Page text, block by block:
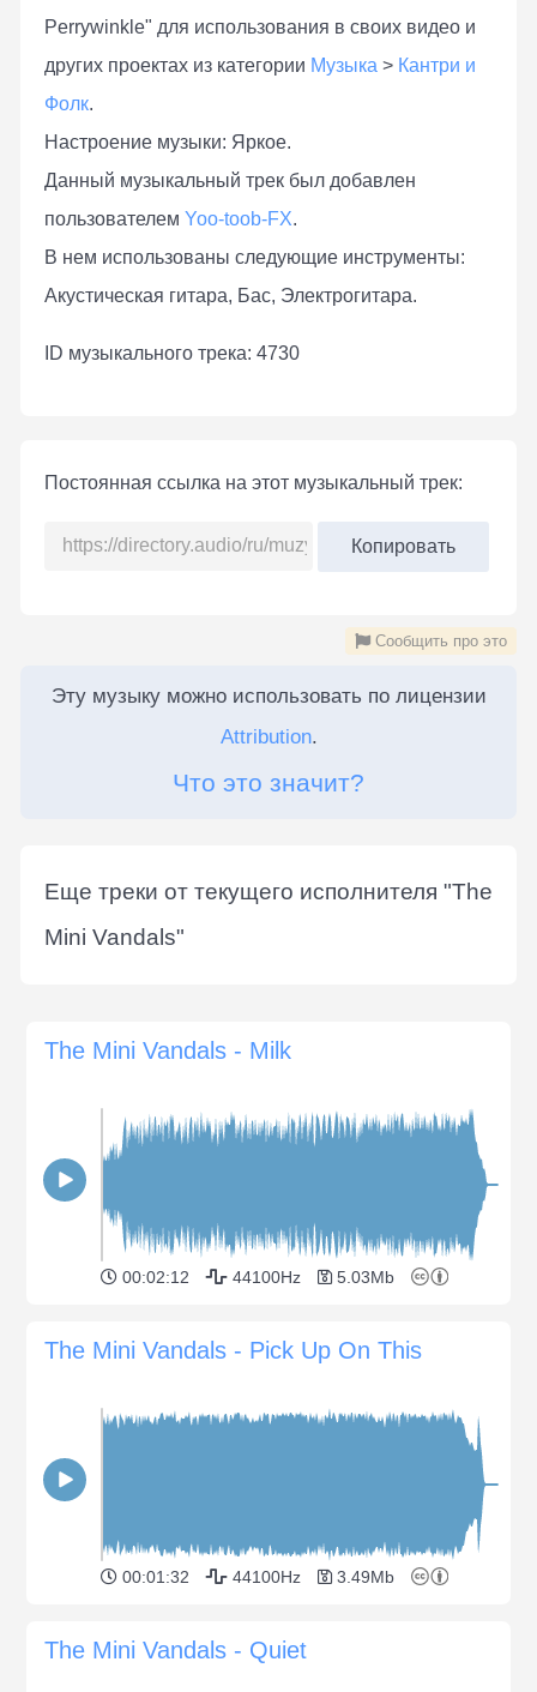
Perrywinkle" для использования в своих видео и
других проектах из категории Музыка > Кантри и
Фолк.
Настроение музыки: Яркое.
Данный музыкальный трек был добавлен
пользователем Yoo-toob-FX.
В нем использованы следующие инструменты:
Акустическая гитара, Бас, Электрогитара.
ID музыкального трека: 4730
Постоянная ссылка на этот музыкальный трек:
Копировать
Сообщить про это
Эту музыку можно использовать по лицензии
Attribution.
Что это значит?
Еще треки от текущего исполнителя "The
Mini Vandals"
The Mini Vandals - Milk
00:02:12 44100Hz 5.03Mb
The Mini Vandals - Pick Up On This
00:01:32 44100Hz 3.49Mb
The Mini Vandals - Quiet